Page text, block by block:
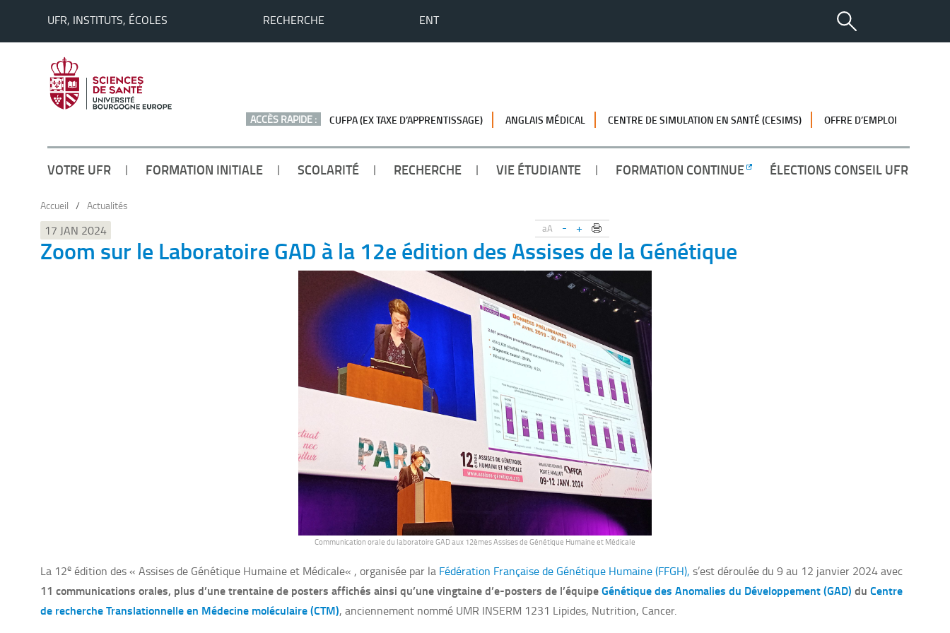
UFR, INSTITUTS, ÉCOLES RECHERCHE ENT
ACCÈS RAPIDE : CUFPA (EX TAXE D’APPRENTISSAGE) ANGLAIS MÉDICAL CENTRE DE SIMULATION EN SANTÉ (CESIMS) OFFRE D’EMPLOI
VOTRE UFR FORMATION INITIALE SCOLARITÉ RECHERCHE VIE ÉTUDIANTE FORMATION CONTINUE ÉLECTIONS CONSEIL UFR
Accueil / Actualités
aA - +
17 JAN 2024
Zoom sur le Laboratoire GAD à la 12e édition des Assises de la Génétique
Communication orale du laboratoire GAD aux 12èmes Assises de Génétique Humaine et Médicale
La 12e édition des « Assises de Génétique Humaine et Médicale« , organisée par la Fédération Française de Génétique Humaine (FFGH), s’est déroulée du 9 au 12 janvier 2024 avec
11 communications orales, plus d’une trentaine de posters affichés ainsi qu’une vingtaine d’e-posters de l’équipeGénétique des Anomalies du Développement (GAD) du Centre
de recherche Translationnelle en Médecine moléculaire (CTM), anciennement nommé UMR INSERM 1231 Lipides, Nutrition, Cancer.